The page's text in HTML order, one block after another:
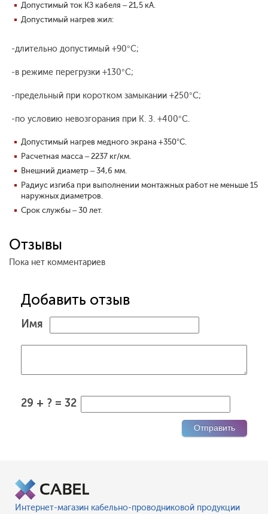
Допустимый ток КЗ кабеля – 21,5 кА.
Допустимый нагрев жил:
-длительно допустимый +90°С;
-в режиме перегрузки +130°С;
-предельный при коротком замыкании +250°С;
-по условию невозгорания при К. З. +400°С.
Допустимый нагрев медного экрана +350°С.
Расчетная масса – 2237 кг/км.
Внешний диаметр – 34,6 мм.
Радиус изгиба при выполнении монтажных работ не меньше 15
наружных диаметров.
Срок службы – 30 лет.
Отзывы
Пока нет комментариев
Добавить отзыв
Имя
29 + ? = 32
Интернет-магазин кабельно-проводниковой продукции